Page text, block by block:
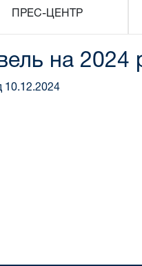
ПРЕС-ЦЕНТР
на 2024
10.12.2024